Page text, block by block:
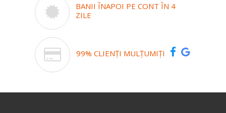
BANII ÎNAPOI PE CONT ÎN 4
ZILE
99% CLIENȚI MULȚUMIȚI